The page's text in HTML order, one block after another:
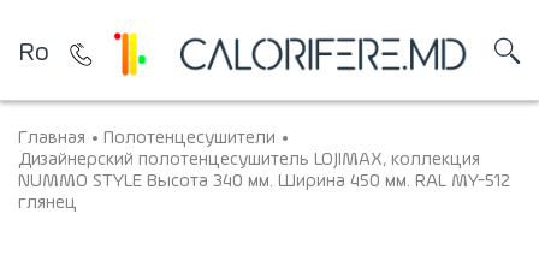
Ro
Главная
Полотенцесушители
Дизайнерский полотенцесушитель LOJIMAX, коллекция
NUMMO STYLE Высота 340 мм. Ширина 450 мм. RAL MY-512
глянец